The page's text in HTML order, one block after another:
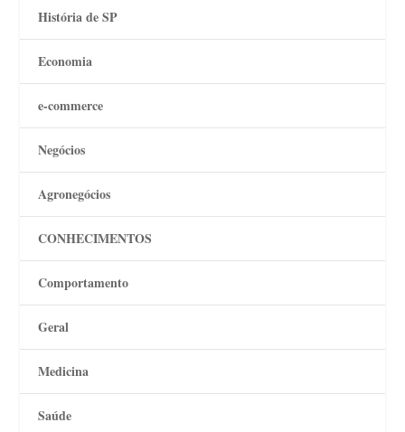
História de SP
Economia
e-commerce
Negócios
Agronegócios
CONHECIMENTOS
Comportamento
Geral
Medicina
Saúde